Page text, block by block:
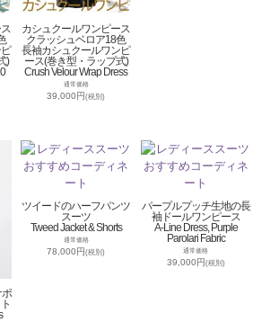
)
カシュクールワンピース
クラッシュベロア18色
長袖カシュクールワンピ
ース(巻き型・ラップ式)
Crush Velour Wrap Dress
通常価格
39,000円(税別)
ポ
ツイードのハーフパンツ
スーツ
Tweed Jacket & Shorts
通常価格
78,000円(税別)
パープルプッチ生地の長
袖ドールワンピース
A-Line Dress, Purple
Parolari Fabric
通常価格
39,000円(税別)